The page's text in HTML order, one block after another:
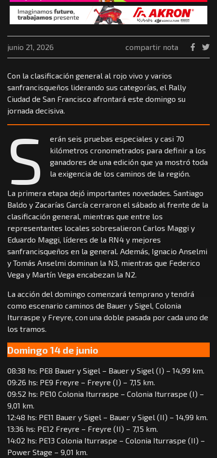
junio 21, 2026 compartir nota
Con la clasificación general al rojo vivo y varios
sanfrancisqueños liderando sus categorías, el Rally
Ciudad de San Francisco afrontará este domingo su
jornada decisiva.
S
erán seis pruebas especiales y casi 70
kilómetros cronometrados para definir a los
ganadores de una edición que ya mostró toda
la exigencia de los caminos de la región.
La primera etapa dejó importantes novedades. Santiago
Baldo y Zacarías García cerraron el sábado al frente de la
clasificación general, mientras que entre los
representantes locales sobresalieron Carlos Maggi y
Eduardo Maggi, líderes de la RN4 y mejores
sanfrancisqueños en la general. Además, Ignacio Anselmi
y Tomás Anselmi dominan la N3, mientras que Federico
Vega y Martín Vega encabezan la N2.
La acción del domingo comenzará temprano y tendrá
como escenario caminos de Bauer y Sigel, Colonia
Iturraspe y Freyre, con una doble pasada por cada uno de
los tramos.
Domingo 14 de junio
08:38 hs: PE8 Bauer y Sigel – Bauer y Sigel (I) – 14,99 km.
09:26 hs: PE9 Freyre – Freyre (I) – 7,15 km.
09:52 hs: PE10 Colonia Iturraspe – Colonia Iturraspe (I) –
9,01 km.
12:48 hs: PE11 Bauer y Sigel – Bauer y Sigel (II) – 14,99 km.
13:36 hs: PE12 Freyre – Freyre (II) – 7,15 km.
14:02 hs: PE13 Colonia Iturraspe – Colonia Iturraspe (II) –
Power Stage – 9,01 km.